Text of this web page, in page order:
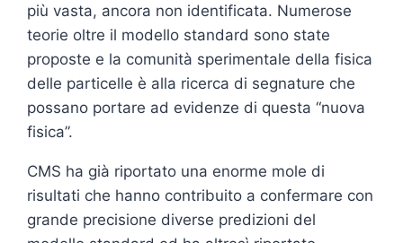
più vasta, ancora non identificata. Numerose
teorie oltre il modello standard sono state
proposte e la comunità sperimentale della fisica
delle particelle è alla ricerca di segnature che
possano portare ad evidenze di questa “nuova
fisica”.
CMS ha già riportato una enorme mole di
risultati che hanno contribuito a confermare con
grande precisione diverse predizioni del